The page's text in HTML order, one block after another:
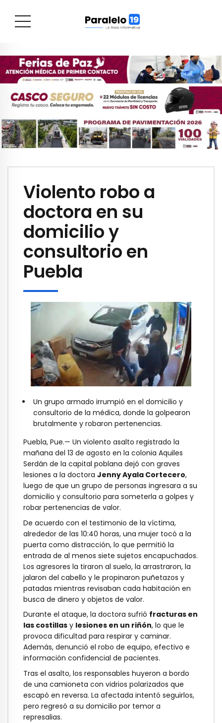
Violento robo a
doctora en su
domicilio y
consultorio en
Puebla
Un grupo armado irrumpió en el domicilio y
consultorio de la médica, donde la golpearon
brutalmente y robaron pertenencias.
Puebla, Pue.— Un violento asalto registrado la
mañana del 13 de agosto en la colonia Aquiles
Serdán de la capital poblana dejó con graves
lesiones a la doctora Jenny Ayala Cortecero,
luego de que un grupo de personas ingresara a su
domicilio y consultorio para someterla a golpes y
robar pertenencias de valor.
De acuerdo con el testimonio de la víctima,
alrededor de las 10:40 horas, una mujer tocó a la
puerta como distracción, lo que permitió la
entrada de al menos siete sujetos encapuchados.
Los agresores la tiraron al suelo, la arrastraron, la
jalaron del cabello y le propinaron puñetazos y
patadas mientras revisaban cada habitación en
busca de dinero y objetos de valor.
Durante el ataque, la doctora sufrió fracturas en
las costillas y lesiones en un riñón, lo que le
provoca dificultad para respirar y caminar.
Además, denunció el robo de equipo, efectivo e
información confidencial de pacientes.
Tras el asalto, los responsables huyeron a bordo
de una camioneta con vidrios polarizados que
escapó en reversa. La afectada intentó seguirlos,
pero regresó a su domicilio por temor a
represalias.